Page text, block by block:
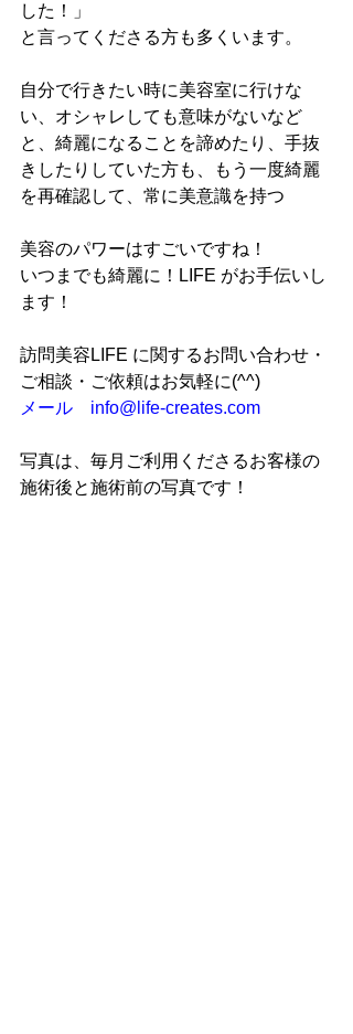
した！」
と言ってくださる方も多くいます。
自分で行きたい時に美容室に行けな
い、オシャレしても意味がないなど
と、綺麗になることを諦めたり、手抜
きしたりしていた方も、もう一度綺麗
を再確認して、常に美意識を持つ
美容のパワーはすごいですね！
いつまでも綺麗に！LIFE がお手伝いし
ます！
訪問美容LIFE に関するお問い合わせ・
ご相談・ご依頼はお気軽に(^^)
メール　info@life-creates.com
写真は、毎月ご利用くださるお客様の
施術後と施術前の写真です！